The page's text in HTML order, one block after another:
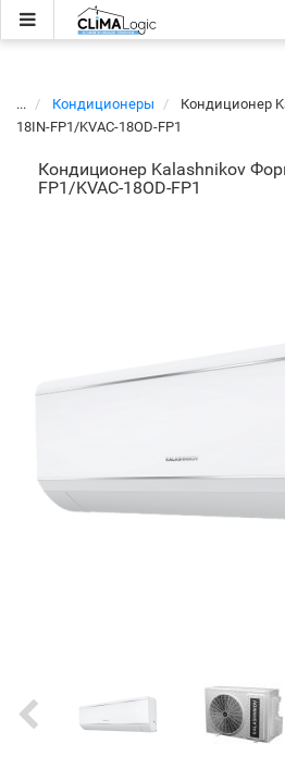
... Кондиционеры
Кондиционер
18IN-FP1/KVAC-18OD-FP1
Кондиционер Kalashnikov
FP1/KVAC-18OD-FP1